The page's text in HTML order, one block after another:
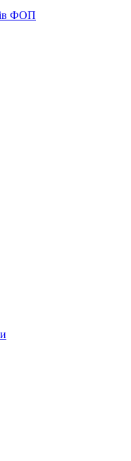
ФОП